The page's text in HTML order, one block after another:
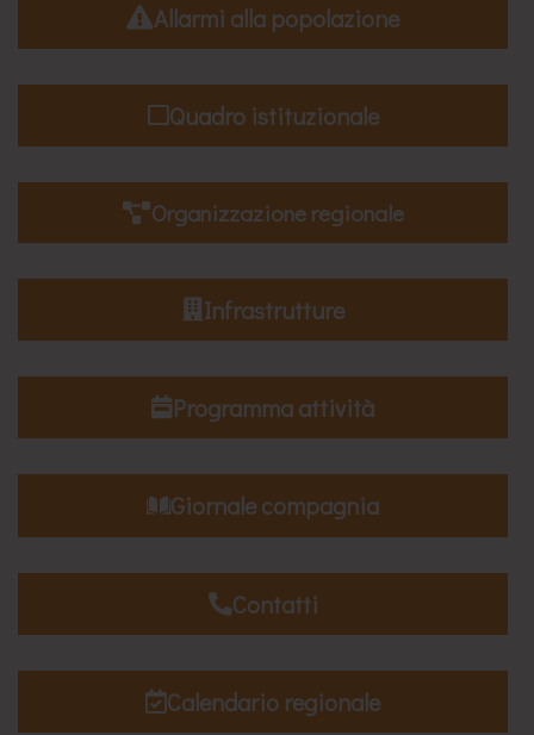
Allarmi alla popolazione
Quadro istituzionale
Organizzazione regionale
Infrastrutture
Programma attività
Giornale compagnia
Contatti
Calendario regionale